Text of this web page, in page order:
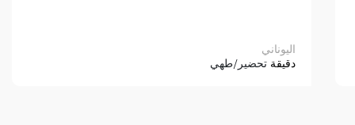
اليوناني
دقيقة تحضير/طهي